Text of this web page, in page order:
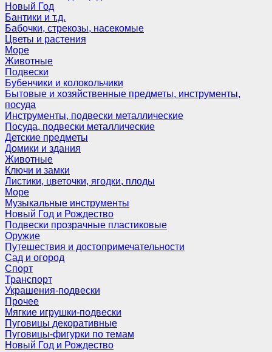
Новый Год
Бантики и т.д.
Бабочки, стрекозы, насекомые
Цветы и растения
Море
Животные
Подвески
Бубенчики и колокольчики
Бытовые и хозяйственные предметы, инструменты,
посуда
Инструменты, подвески металлические
Посуда, подвески металлические
Детские предметы
Домики и здания
Животные
Ключи и замки
Листики, цветочки, ягодки, плоды
Море
Музыкальные инструменты
Новый Год и Рождество
Подвески прозрачные пластиковые
Оружие
Путешествия и достопримечательности
Сад и огород
Спорт
Транспорт
Украшения-подвески
Прочее
Мягкие игрушки-подвески
Пуговицы декоративные
Пуговицы-фигурки по темам
Новый Год и Рождество